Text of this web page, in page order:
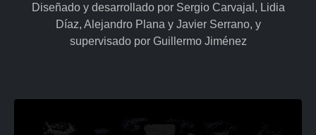
Diseñado y desarrollado por Sergio Carvajal, Lidia
Díaz, Alejandro Plana y Javier Serrano, y
supervisado por Guillermo Jiménez